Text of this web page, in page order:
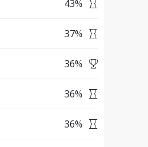
43%
37%
36%
36%
36%